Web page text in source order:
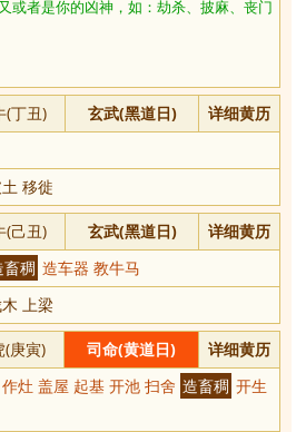
或者是你的凶神，如：劫杀、披麻、丧门
(丁丑) 玄武(黑道日) 详细黄历
移徙
(己丑) 玄武(黑道日) 详细黄历
畜稠 造车器 教牛马
上梁
(庚寅) 司命(黄道日) 详细黄历
灶 盖屋 起基 开池 扫舍 造畜稠 开生